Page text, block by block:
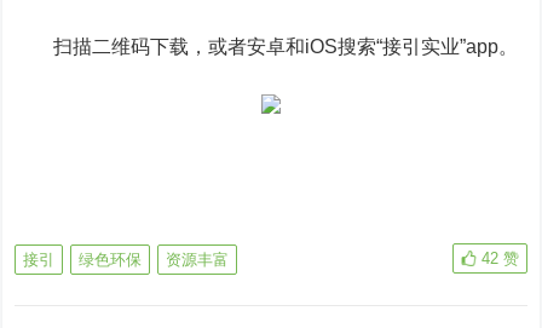
扫描二维码下载，或者安卓和iOS搜索“接引实业”app。
接引 绿色环保 资源丰富 42 赞